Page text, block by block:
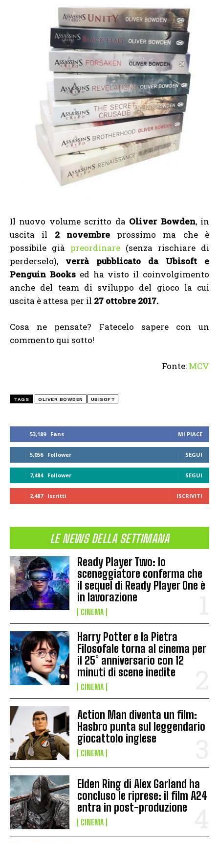
53,189 Fans MI PIACE
5,056 Follower SEGUI
7,484 Follower SEGUI
2,487 Iscritti ISCRIVITI
LE NEWS DELLA SETTIMANA
Ready Player Two: lo
sceneggiatore conferma che
il sequel di Ready Player One è
in lavorazione
CINEMA
Harry Potter e la Pietra
Filosofale torna al cinema per
il 25° anniversario con 12
minuti di scene inedite
CINEMA
Action Man diventa un film:
Hasbro punta sul leggendario
giocattolo inglese
CINEMA
Elden Ring di Alex Garland ha
concluso le riprese: il film A24
entra in post-produzione
CINEMA
Il nuovo volume scritto da Oliver Bowden, in
uscita il 2 novembreprossimo ma che è
possibile già preordinare (senza rischiare di
perderselo), verrà pubblicato da Ubisoft e
Penguin Books ed ha visto il coinvolgimento
anche del team di sviluppo del gioco la cui
uscita è attesa per il 27 ottobre 2017.
Cosa ne pensate? Fatecelo sapere con un
commento qui sotto!
Fonte: MCV
TAGS OLIVER BOWDEN UBISOFT